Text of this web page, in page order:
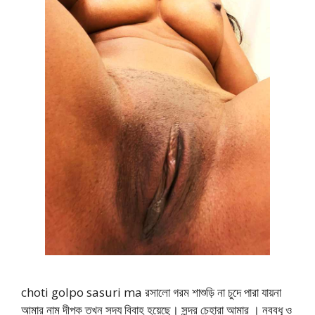
choti golpo sasuri ma রসালো গরম শাশুড়ি না চুদে পারা যায়না
আমার নাম দীপক তখন সদ্য বিবাহ হয়েছে। সুন্দর চেহারা আমার । নববধূ ও